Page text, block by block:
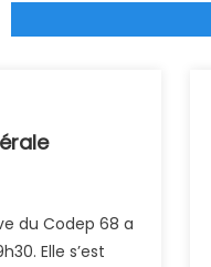
du Codep 68 a
Elle s’est